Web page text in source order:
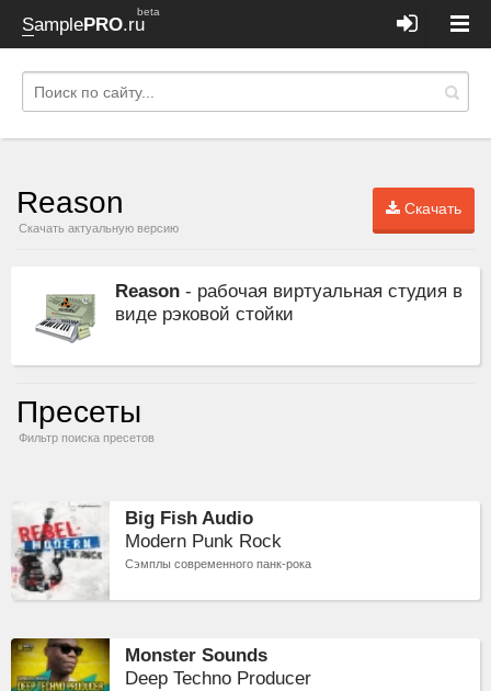
SamplePRO.ru
beta
Reason
Скачать актуальную версию
Скачать
Reason - рабочая виртуальная студия в
виде рэковой стойки
Пресеты
Фильтр поиска пресетов
Big Fish Audio
Modern Punk Rock
Сэмплы современного панк-рока
Monster Sounds
Deep Techno Producer